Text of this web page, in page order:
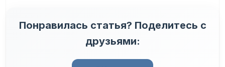
Понравилась статья? Поделитесь с
друзьями: